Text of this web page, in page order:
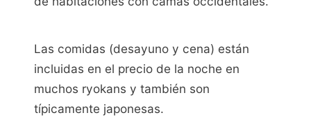
Las comidas (desayuno y cena) están
incluidas en el precio de la noche en
muchos ryokans y también son
típicamente japonesas.